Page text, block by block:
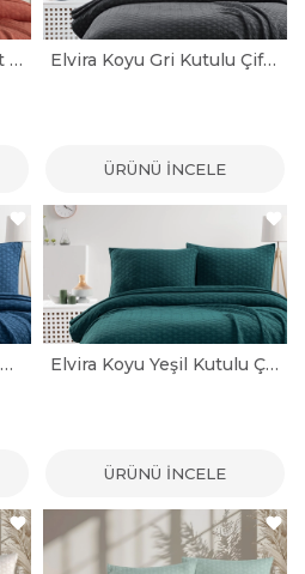
Elvira Kiremit Kutulu Çift Kişilik Yatak Örtüsü Seti Elvira Koyu Gri Kutulu Çift Kişilik Yatak Örtüsü Seti
ÜRÜNÜ İNCELE
Elvira Koyu Mavi Kutulu Çift Kişilik Yatak Örtüsü Seti Elvira Koyu Yeşil Kutulu Çift Kişilik Yatak Örtüsü Seti
ÜRÜNÜ İNCELE